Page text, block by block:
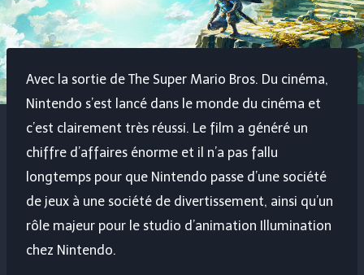
Avec la sortie de The Super Mario Bros. Du cinéma,
Nintendo s’est lancé dans le monde du cinéma et
c’est clairement très réussi. Le film a généré un
chiffre d’affaires énorme et il n’a pas fallu
longtemps pour que Nintendo passe d’une société
de jeux à une société de divertissement, ainsi qu’un
rôle majeur pour le studio d’animation Illumination
chez Nintendo.